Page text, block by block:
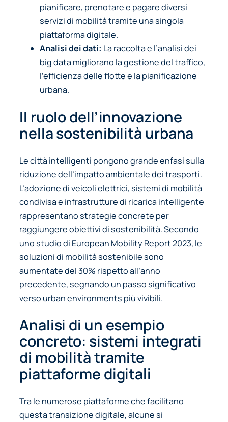
pianificare, prenotare e pagare diversi
servizi di mobilità tramite una singola
piattaforma digitale.
Analisi dei dati: La raccolta e l’analisi dei
big data migliorano la gestione del traffico,
l’efficienza delle flotte e la pianificazione
urbana.
Il ruolo dell’innovazione
nella sostenibilità urbana
Le città intelligenti pongono grande enfasi sulla
riduzione dell’impatto ambientale dei trasporti.
L’adozione di veicoli elettrici, sistemi di mobilità
condivisa e infrastrutture di ricarica intelligente
rappresentano strategie concrete per
raggiungere obiettivi di sostenibilità. Secondo
uno studio di European Mobility Report 2023, le
soluzioni di mobilità sostenibile sono
aumentate del 30% rispetto all’anno
precedente, segnando un passo significativo
verso urban environments più vivibili.
Analisi di un esempio
concreto: sistemi integrati
di mobilità tramite
piattaforme digitali
Tra le numerose piattaforme che facilitano
questa transizione digitale, alcune si